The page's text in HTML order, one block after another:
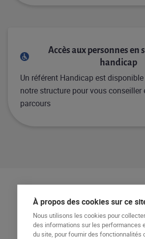
Accès aux personnes en
handicap
Un référent Handicap est
notre structure pour vous conseiller
parcours
Programme de la
À propos des cookies sur ce
Nous utilisons les cookies pour
des informations sur les performances
du site, pour fournir des fonctionnalités